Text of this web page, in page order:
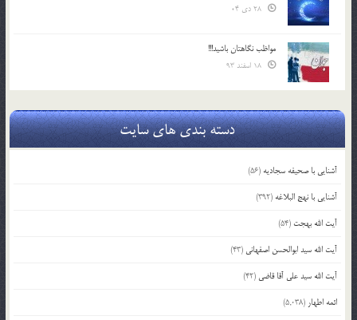
مواظب نگاهتان باشید!!!
دسته بندی های سایت
آشنایی با صحیفه سجادیه (56)
آشنایی با نهج البلاغه (392)
آیت الله بهجت (54)
آیت الله سید ابوالحسن اصفهانی (43)
آیت الله سید علی آقا قاضی (42)
ائمه اطهار (5,038)